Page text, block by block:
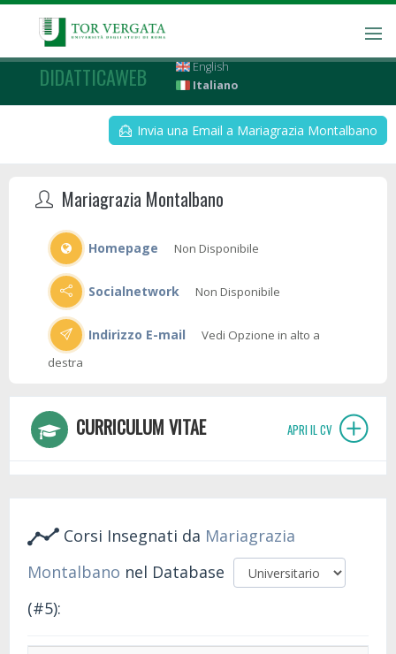
DIDATTICAWEB
English
Italiano
Invia una Email a Mariagrazia Montalbano
Mariagrazia Montalbano
Homepage Non Disponibile
Socialnetwork Non Disponibile
Indirizzo E-mail
Vedi Opzione in alto a
destra
CURRICULUM VITAE APRI IL CV
Corsi Insegnati da Mariagrazia
Montalbano nel Database
(#5):